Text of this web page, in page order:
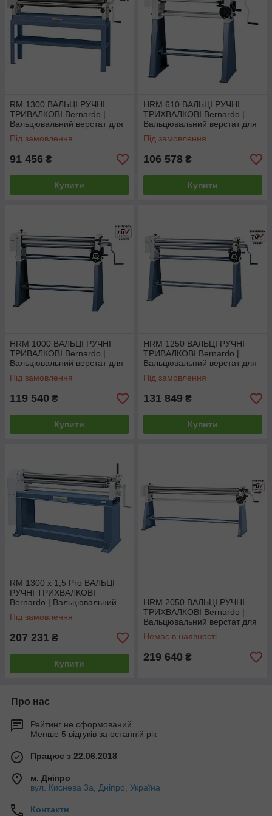
RM 1300 ВАЛЬЦІ РУЧНІ
ТРИВАЛКОВІ Bernardo |
Вальцювальний верстат для
листового металу
Під замовлення
91 456 ₴
Купити
HRM 610 ВАЛЬЦІ РУЧНІ
ТРИХВАЛКОВІ Bernardo |
Вальцювальний верстат для
листового металу
Під замовлення
106 578 ₴
Купити
HRM 1000 ВАЛЬЦІ РУЧНІ
ТРИВАЛКОВІ Bernardo |
Вальцювальний верстат для
листового металу
Під замовлення
119 540 ₴
Купити
HRM 1250 ВАЛЬЦІ РУЧНІ
ТРИВАЛКОВІ Bernardo |
Вальцювальний верстат для
листового металу
Під замовлення
131 849 ₴
Купити
RM 1300 x 1,5 Pro ВАЛЬЦІ
РУЧНІ ТРИХВАЛКОВІ
Bernardo | Вальцювальний
верстат для листового
металу
Під замовлення
207 231 ₴
Купити
HRM 2050 ВАЛЬЦІ РУЧНІ
ТРИХВАЛКОВІ Bernardo |
Вальцювальний верстат для
листового металу
Немає в наявності
219 640 ₴
Про нас
Рейтинг не сформований
Менше 5 відгуків за останній рік
Працює з 22.06.2018
м. Дніпро
вул. Киснева 3а, Дніпро, Україна
Контакти